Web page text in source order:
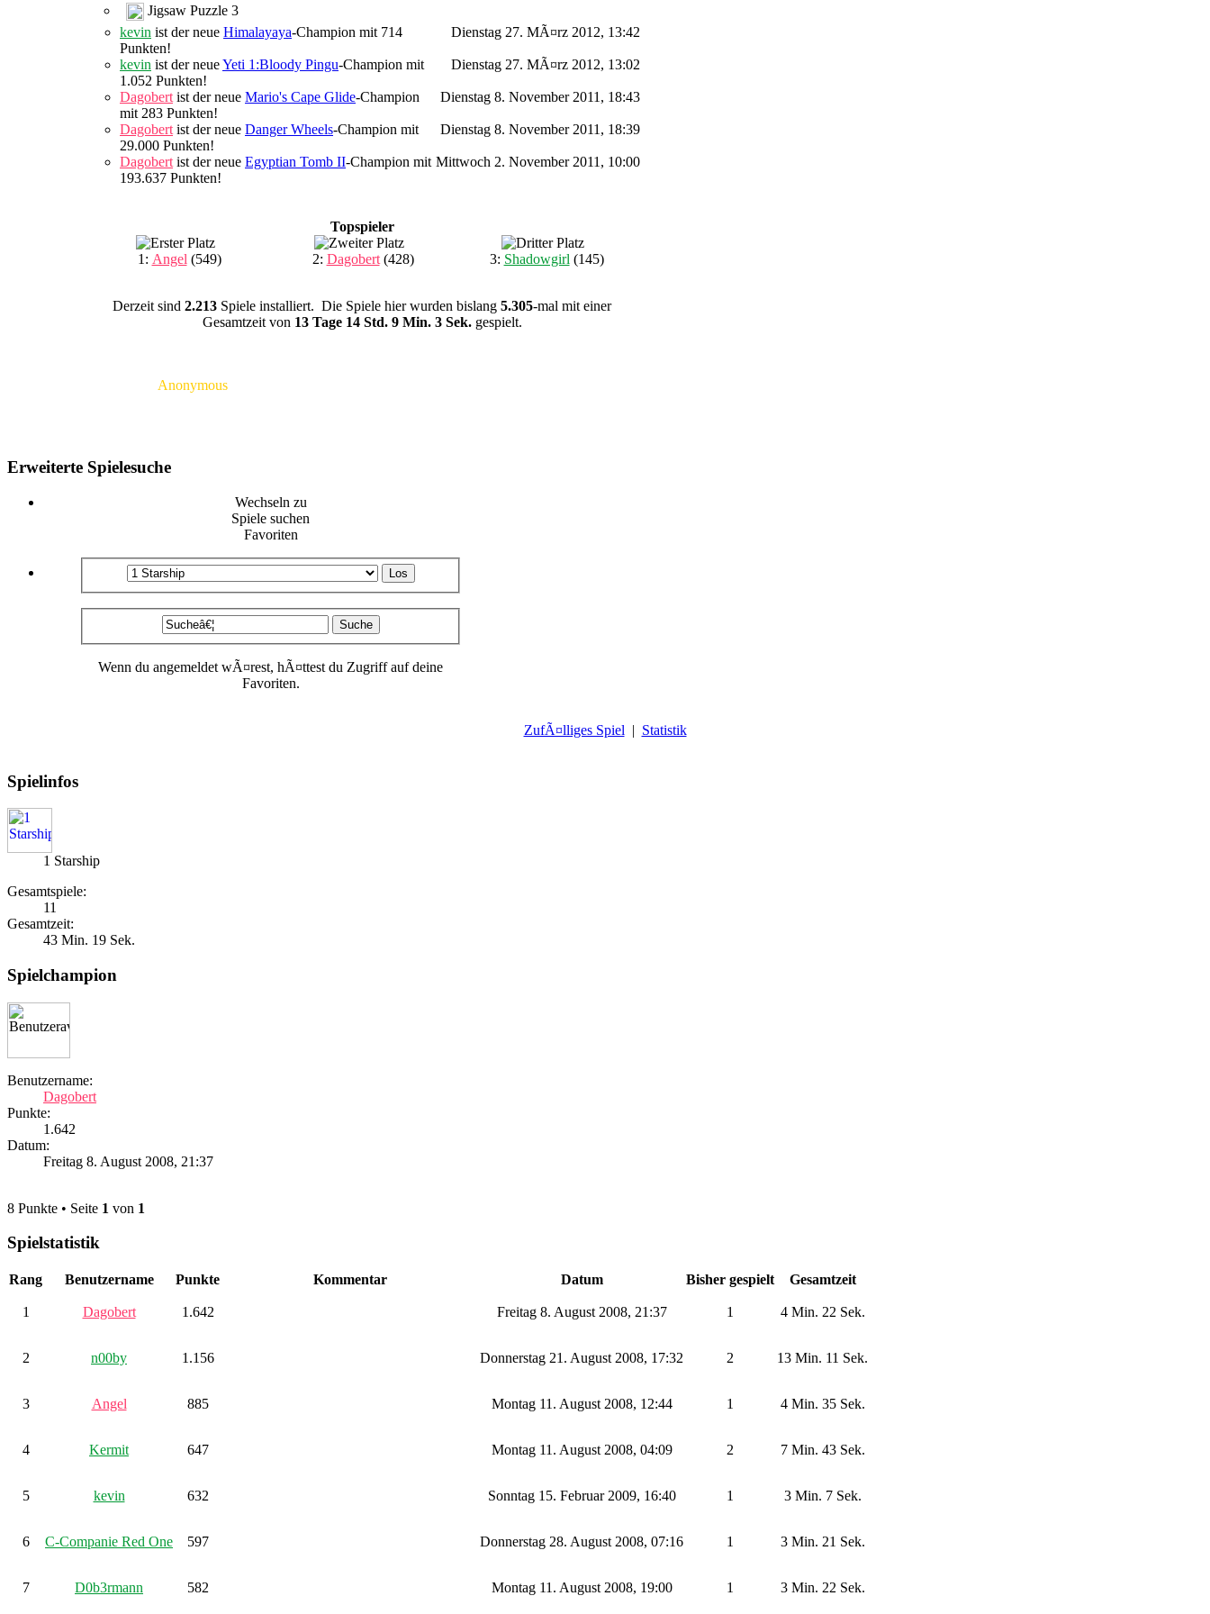
Jigsaw Puzzle 3
Dienstag 27. MÃ¤rz 2012, 13:42
kevin ist der neue Himalayaya-Champion mit 714
Punkten!
Dienstag 27. MÃ¤rz 2012, 13:02
kevin ist der neueYeti 1:Bloody Pingu-Champion mit
1.052 Punkten!
Dienstag 8. November 2011, 18:43
Dagobert ist der neue Mario's Cape Glide-Champion
mit 283 Punkten!
Dienstag 8. November 2011, 18:39
Dagobert ist der neue Danger Wheels-Champion mit
29.000 Punkten!
Mittwoch 2. November 2011, 10:00
Dagobert ist der neue Egyptian Tomb II-Champion mit
193.637 Punkten!
Topspieler
1: Angel (549) 2: Dagobert(428) 3: Shadowgirl (145)
Derzeit sind2.213 Spiele installiert. Die Spiele hier wurden bislang5.305-mal mit einer
Gesamtzeit von 13 Tage 14 Std. 9 Min. 3 Sek.gespielt.
Anonymous
Erweiterte Spielesuche
Wechseln zu
Spiele suchen
Favoriten
Wenn du angemeldet wÃ¤rest, hÃ¤ttest du Zugriff auf deine
Favoriten.
ZufÃ¤lliges Spiel | Statistik
Spielinfos
1 Starship
Gesamtspiele:
11
Gesamtzeit:
43 Min. 19 Sek.
Spielchampion
Benutzername:
Dagobert
Punkte:
1.642
Datum:
Freitag 8. August 2008, 21:37
8 Punkte • Seite 1 von 1
Spielstatistik
Rang Benutzername Punkte Kommentar Datum Bisher gespielt Gesamtzeit
1 Dagobert 1.642 Freitag 8. August 2008, 21:37 1 4 Min. 22 Sek.
2 n00by 1.156 Donnerstag 21. August 2008, 17:32 2 13 Min. 11 Sek.
3 Angel 885 Montag 11. August 2008, 12:44 1 4 Min. 35 Sek.
4 Kermit 647 Montag 11. August 2008, 04:09 2 7 Min. 43 Sek.
5 kevin 632 Sonntag 15. Februar 2009, 16:40 1 3 Min. 7 Sek.
6 C-Companie Red One 597 Donnerstag 28. August 2008, 07:16 1 3 Min. 21 Sek.
7 D0b3rmann 582 Montag 11. August 2008, 19:00 1 3 Min. 22 Sek.